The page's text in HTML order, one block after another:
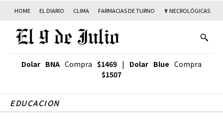
HOME EL DIARIO CLIMA FARMACIAS DE TURNO ✟ NECROLÓGICAS
Dolar BNA Compra $1469 | Dolar Blue Compra
$1507
EDUCACION